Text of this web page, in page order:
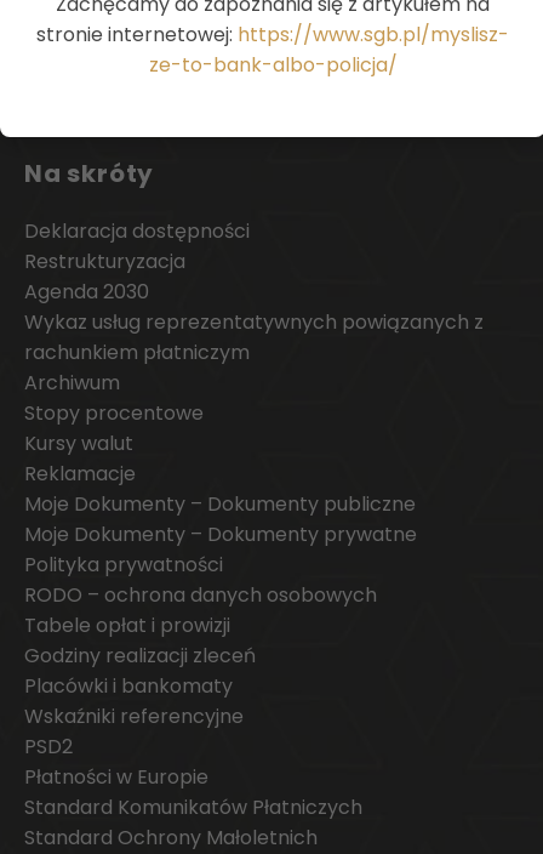
Na skróty
Deklaracja dostępności
Restrukturyzacja
Agenda 2030
Wykaz usług reprezentatywnych powiązanych z
rachunkiem płatniczym
Archiwum
Stopy procentowe
Kursy walut
Reklamacje
Moje Dokumenty – Dokumenty publiczne
Moje Dokumenty – Dokumenty prywatne
Polityka prywatności
RODO – ochrona danych osobowych
Tabele opłat i prowizji
Godziny realizacji zleceń
Placówki i bankomaty
Wskaźniki referencyjne
PSD2
Płatności w Europie
Standard Komunikatów Płatniczych
Standard Ochrony Małoletnich
stronie internetowej: https://www.sgb.pl/myslisz-
ze-to-bank-albo-policja/